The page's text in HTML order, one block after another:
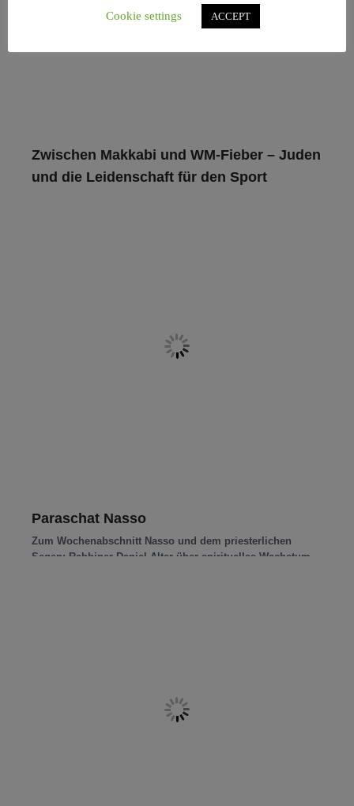
Zwischen Makkabi und WM-Fieber – Juden
und die Leidenschaft für den Sport
Paraschat Nasso
Zum Wochenabschnitt Nasso und dem priesterlichen
Segen: Rabbiner Daniel Alter über spirituelles Wachstum,
Cookie settings ACCEPT